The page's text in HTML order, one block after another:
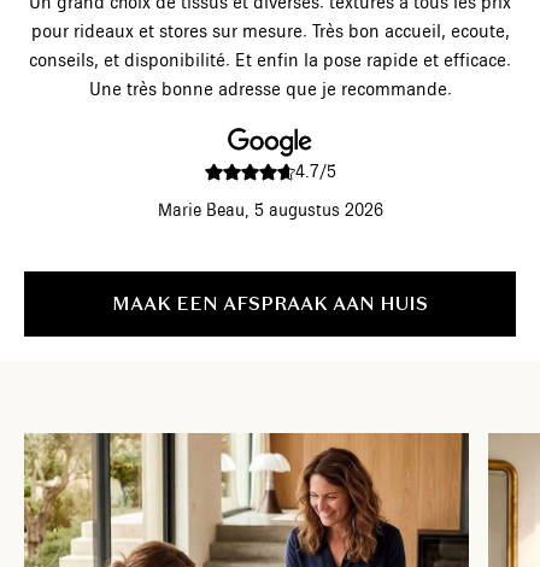
4.7/5
max p,
29 juli 2026
MAAK EEN AFSPRAAK AAN HUIS